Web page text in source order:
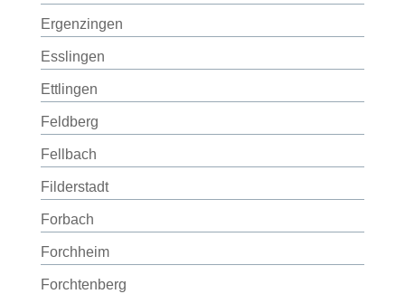
Ergenzingen
Esslingen
Ettlingen
Feldberg
Fellbach
Filderstadt
Forbach
Forchheim
Forchtenberg